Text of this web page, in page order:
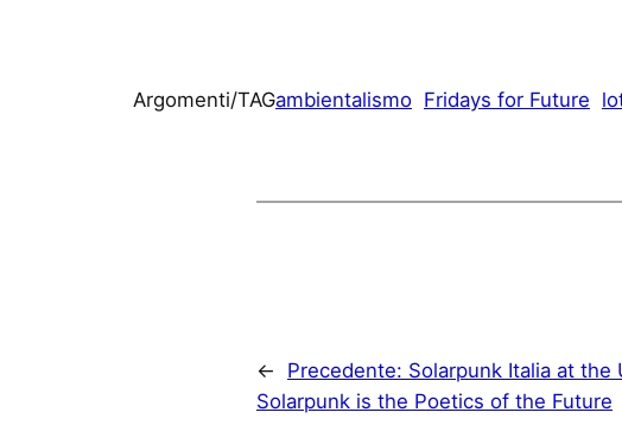
Argomenti/TAGambientalismo Fridays for Future
← Precedente: Solarpunk Italia at the
Solarpunk is the Poetics of the Future